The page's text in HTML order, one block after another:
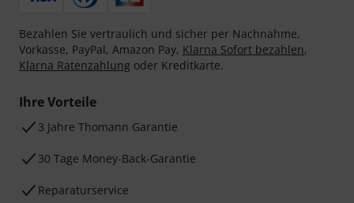
Bezahlen Sie vertraulich und sicher per Nachnahme,
Vorkasse, PayPal, Amazon Pay, Klarna Sofort bezahlen,
Klarna Ratenzahlung oder Kreditkarte.
Ihre Vorteile
3 Jahre Thomann Garantie
30 Tage Money-Back-Garantie
Reparaturservice